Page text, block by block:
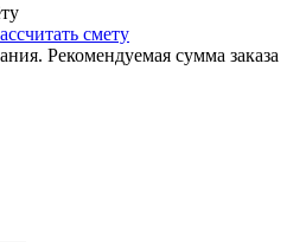
смету
Рекомендуемая сумма заказа